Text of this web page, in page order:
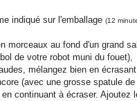
indiqué sur l'emballage (12
morceaux au fond d'un grand
de votre robot muni du fouet),
mélangez bien en
(avec une grosse spatule de
continuant à écraser. Ajoutez